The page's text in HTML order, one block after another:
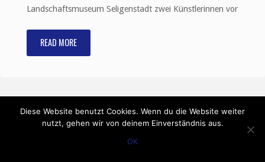
Landschaftsmuseum Seligenstadt zwei Künstlerinnen vor
READ MORE"Farben
–
Diese Website benutzt Cookies. Wenn du die Website weiter
nutzt, gehen wir von deinem Einverständnis aus.
OK